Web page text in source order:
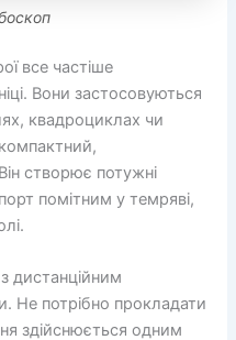
все частіше
Вони застосовуються
квадроциклах чи
створює потужні
помітним у темряві,
дистанційним
Не потрібно прокладати
здійснюється одним